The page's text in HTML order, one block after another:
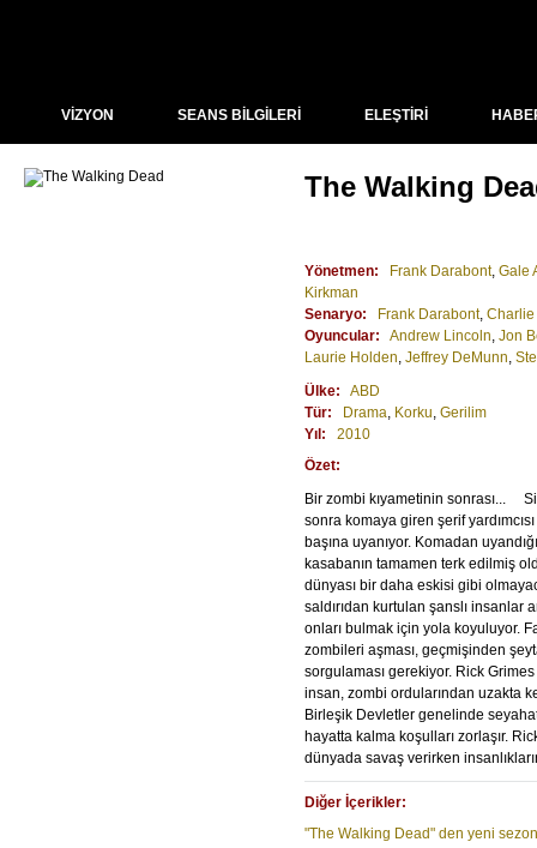
VİZYON SEANS BİLGİLERİ ELEŞTİRİ
The Walking
Yönetmen: Frank Darabont, Gale
Kirkman
Senaryo:
Frank Darabont, Charlie
Oyuncular:
Andrew Lincoln, Jon
Laurie Holden, Jeffrey DeMunn,
Ülke:
ABD
Tür:
Drama, Korku, Gerilim
Yıl:
2010
Özet:
Bir zombi kıyametinin sonrası...
sonra komaya giren şerif
başına uyanıyor. Komadan
kasabanın tamamen terk edilmiş
dünyası bir daha eskisi gibi
saldırıdan kurtulan şanslı insanlar
onları bulmak için yola koyuluyor.
zombileri aşması, geçmişinden
sorgulaması gerekiyor. Rick
insan, zombi ordularından uzakta
Birleşik Devletler genelinde
hayatta kalma koşulları zorlaşır.
dünyada savaş verirken
Diğer İçerikler:
"The Walking Dead" den yeni